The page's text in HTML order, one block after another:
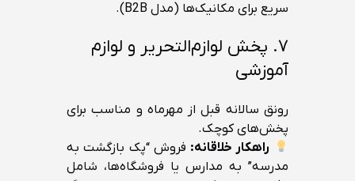
سریع برای مکانیک‌ها (مدل B2B).
۷. پخش لوازم‌التحریر و لوازم
آموزشی
رونق سالانه قبل از مهرماه و مناسب برای
پخش‌های کوچک.
راهکار خلاقانه: فروش “پک بازگشت به
مدرسه” به مدارس یا فروشگاه‌ها، شامل